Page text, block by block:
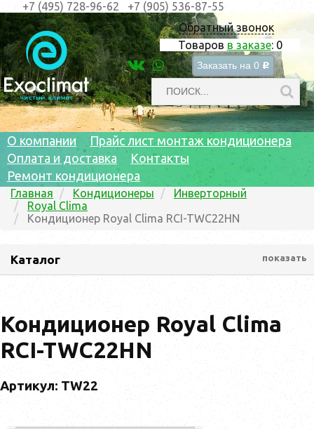
Обратный звонок
Товаров в заказе: 0
Заказать на 0 c
+7 (495) 728-96-62 +7 (905) 536-87-55
О компании
Прайс лист монтаж кондиционера
Оплата и доставка
Контакты
Ремонт кондиционера
Главная Кондиционеры
Инверторный
Royal Clima
Кондиционер Royal Clima RCI-TWC22HN
Каталог показать
Кондиционер Royal Clima
RCI-TWC22HN
Артикул: TW22